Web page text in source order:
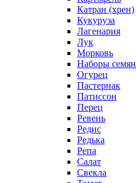
Катран (хрен)
Кукуруза
Лагенария
Лук
Морковь
Наборы семян
Огурец
Пастернак
Патиссон
Перец
Ревень
Редис
Редька
Репа
Салат
Свекла